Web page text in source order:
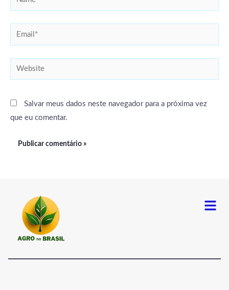
Email*
Website
Salvar meus dados neste navegador para a próxima vez
que eu comentar.
Menu